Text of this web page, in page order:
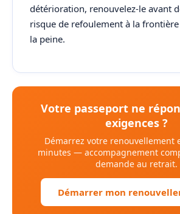
détérioration, renouvelez-le avant
risque de refoulement à la
la peine.
Votre passeport ne
exigences ?
Démarrez votre renouvellement
minutes — accompagnement
demande au retrait.
Démarrer mon